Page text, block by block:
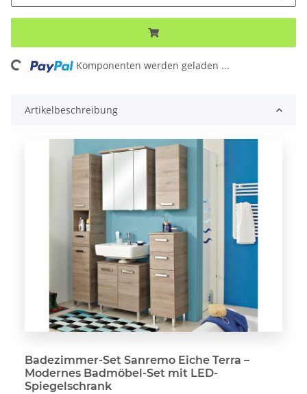
Loading... Komponenten werden geladen ...
Artikelbeschreibung
Badezimmer-Set Sanremo Eiche Terra –
Modernes Badmöbel-Set mit LED-
Spiegelschrank